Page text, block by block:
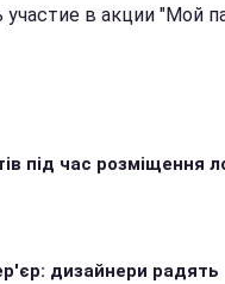
участие в акции "Мой
під час розміщення
дизайнери радять